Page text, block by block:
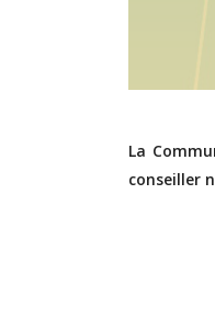
La
conseiller